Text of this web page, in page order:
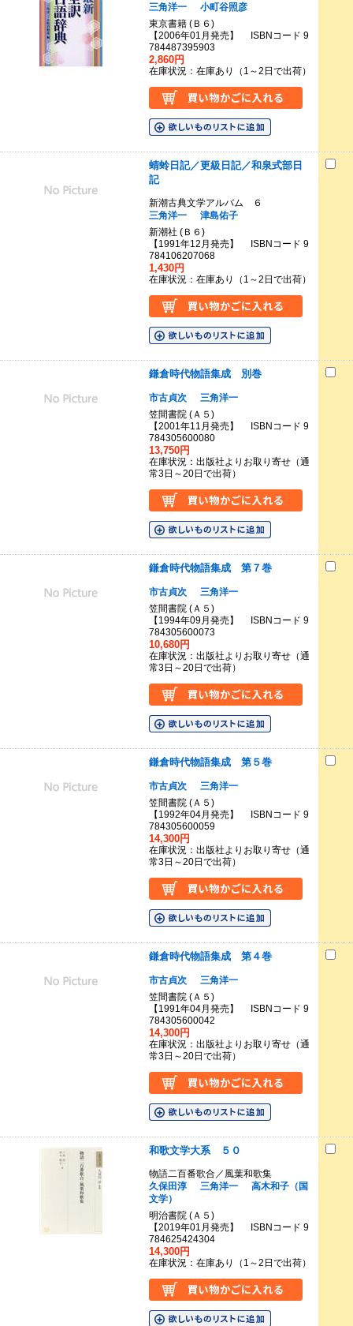
三角洋一
小町谷照彦
東京書籍 (Ｂ６)
【2006年01月発売】 ISBNコード 9
784487395903
2,860円
在庫状況：在庫あり（1～2日で出荷）
蜻蛉日記／更級日記／和泉式部日
記
新潮古典文学アルバム ６
三角洋一
津島佑子
新潮社 (Ｂ６)
【1991年12月発売】 ISBNコード 9
784106207068
1,430円
在庫状況：在庫あり（1～2日で出荷）
鎌倉時代物語集成 別巻
市古貞次
三角洋一
笠間書院 (Ａ５)
【2001年11月発売】 ISBNコード 9
784305600080
13,750円
在庫状況：出版社よりお取り寄せ（通
常3日～20日で出荷）
鎌倉時代物語集成 第７巻
市古貞次
三角洋一
笠間書院 (Ａ５)
【1994年09月発売】 ISBNコード 9
784305600073
10,680円
在庫状況：出版社よりお取り寄せ（通
常3日～20日で出荷）
鎌倉時代物語集成 第５巻
市古貞次
三角洋一
笠間書院 (Ａ５)
【1992年04月発売】 ISBNコード 9
784305600059
14,300円
在庫状況：出版社よりお取り寄せ（通
常3日～20日で出荷）
鎌倉時代物語集成 第４巻
市古貞次
三角洋一
笠間書院 (Ａ５)
【1991年04月発売】 ISBNコード 9
784305600042
14,300円
在庫状況：出版社よりお取り寄せ（通
常3日～20日で出荷）
和歌文学大系 ５０
物語二百番歌合／風葉和歌集
久保田淳
三角洋一
高木和子（国
文学）
明治書院 (Ａ５)
【2019年01月発売】 ISBNコード 9
784625424304
14,300円
在庫状況：在庫あり（1～2日で出荷）